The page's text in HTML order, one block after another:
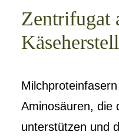
Zentrifugat
Aminosäuren, die
unterstützen und